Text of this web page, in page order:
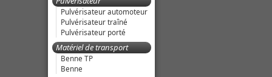
Pulvérisateur automoteur
Pulvérisateur traîné
Pulvérisateur porté
Matériel de transport
Benne TP
Benne